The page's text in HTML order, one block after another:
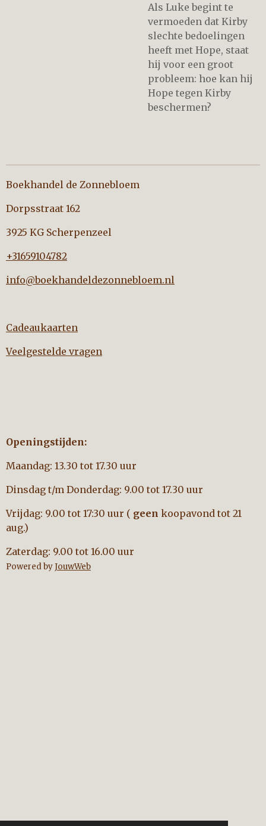
Als Luke begint te
vermoeden dat Kirby
slechte bedoelingen
heeft met Hope, staat
hij voor een groot
probleem: hoe kan hij
Hope tegen Kirby
beschermen?
Boekhandel de Zonnebloem
Dorpsstraat 162
3925 KG Scherpenzeel
+31659104782
info@boekhandeldezonnebloem.nl
Cadeaukaarten
Veelgestelde vragen
Openingstijden:
Maandag: 13.30 tot 17.30 uur
Dinsdag t/m Donderdag: 9.00 tot 17.30 uur
Vrijdag: 9.00 tot 17:30 uur ( geen koopavond tot 21
aug.)
Zaterdag: 9.00 tot 16.00 uur
Powered byJouwWeb